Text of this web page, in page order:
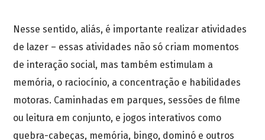
Nesse sentido, aliás, é importante realizar atividades
de lazer – essas atividades não só criam momentos
de interação social, mas também estimulam a
memória, o raciocínio, a concentração e habilidades
motoras. Caminhadas em parques, sessões de filme
ou leitura em conjunto, e jogos interativos como
quebra-cabeças, memória, bingo, dominó e outros